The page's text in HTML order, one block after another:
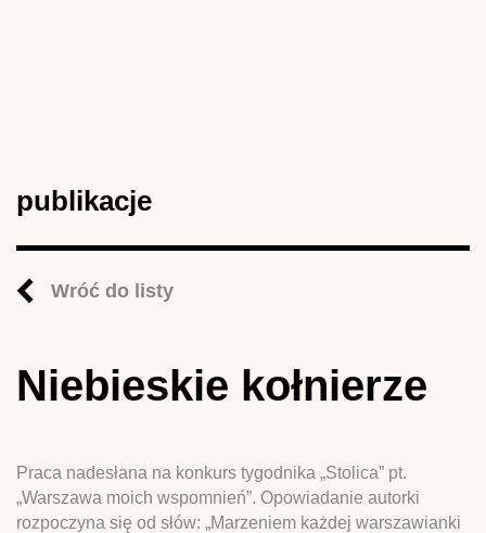
publikacje
Wróć do listy
Niebieskie kołnierze
Praca nadesłana na konkurs tygodnika „Stolica” pt.
„Warszawa moich wspomnień”. Opowiadanie autorki
rozpoczyna się od słów: „Marzeniem każdej warszawianki